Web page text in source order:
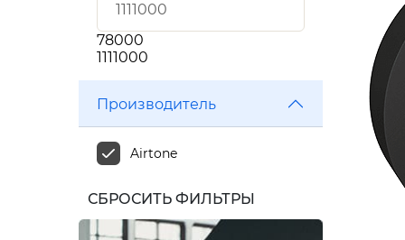
78000
1111000
Производитель
Airtone
СБРОСИТЬ ФИЛЬТРЫ